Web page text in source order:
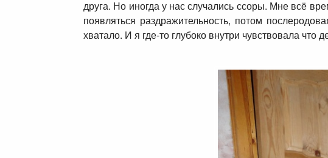
друга. Но иногда у нас случались ссоры. Мне всё
появляться раздражительность, потом
хватало. И я где-то глубоко внутри чувствовала